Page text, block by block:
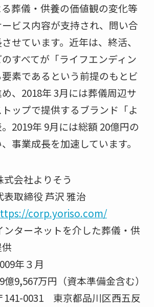
葬儀・供養の価値観の変化等
ビス内容が支持され、問い合
せています。近年は、終活、
すべてが「ライフエンディン
素であるという前提のもとビ
、2018年 3月には葬儀周辺サ
ップで提供するブランド「よ
2019年 9月には総額 20億円の
事業成長を加速しています。
会社よりそう
取締役 芦沢 雅治
corp.yoriso.com/
ンターネットを介した葬儀・供
年３月
9,567万円（資本準備金含む）
0031 東京都品川区西五反